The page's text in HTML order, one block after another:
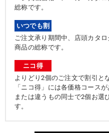
総称です。
いつでも割
ご注文承り期間中、店頭カタ
商品の総称です。
ニコ得
よりどり2個のご注文で割引と
「ニコ得」には各価格コース
または違うもの同士で2個お選
す。